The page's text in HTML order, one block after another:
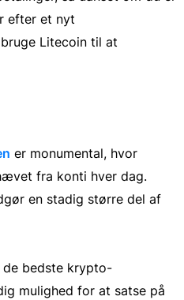
efter et nyt
Litecoin til at
er monumental, hvor
fra konti hver dag.
en stadig større del af
de bedste krypto-
mulighed for at satse på